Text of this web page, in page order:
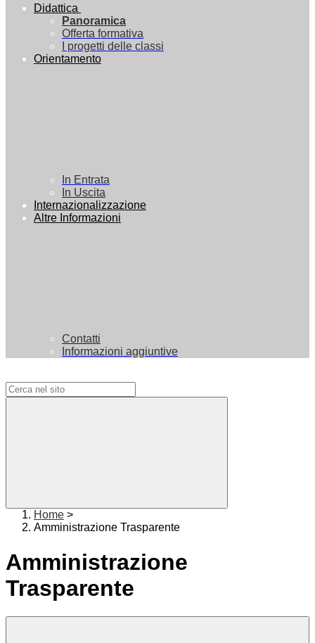
Didattica
Panoramica
Offerta formativa
I progetti delle classi
Orientamento
In Entrata
In Uscita
Internazionalizzazione
Altre Informazioni
Contatti
Informazioni aggiuntive
Home >
Amministrazione Trasparente
Amministrazione
Trasparente